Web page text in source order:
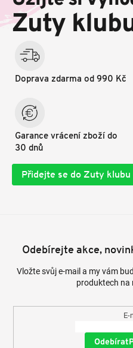
í
Zuty
Doprava zdarma od 990 Kč
Garance vrácení zboží do
30 dnů
Přidejte se do Zuty klubu
Odebírejte akce,
Vložte svůj e-mail a my vám
produktech na
E-